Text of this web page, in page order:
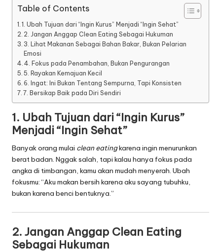
Table of Contents
1. Ubah Tujuan dari “Ingin Kurus” Menjadi “Ingin Sehat”
2. Jangan Anggap Clean Eating Sebagai Hukuman
3. Lihat Makanan Sebagai Bahan Bakar, Bukan Pelarian
Emosi
4. Fokus pada Penambahan, Bukan Pengurangan
5. Rayakan Kemajuan Kecil
6. Ingat: Ini Bukan Tentang Sempurna, Tapi Konsisten
7. Bersikap Baik pada Diri Sendiri
1. Ubah Tujuan dari “Ingin Kurus”
Menjadi “Ingin Sehat”
Banyak orang mulai clean eatingkarena ingin menurunkan
berat badan. Nggak salah, tapi kalau hanya fokus pada
angka di timbangan, kamu akan mudah menyerah. Ubah
fokusmu: “Aku makan bersih karena aku sayang tubuhku,
bukan karena benci bentuknya.”
2. Jangan Anggap Clean Eating
Sebagai Hukuman